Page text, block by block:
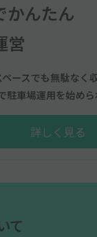
かんたん
営
ースでも無駄なく
駐車場運用を始めら
詳しく見る
て